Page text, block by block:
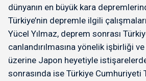
dünyanın en büyük kara
Türkiye’nin depremle ilgili
Yücel Yılmaz, deprem sonrası
canlandırılmasına yönelik işbirliği
üzerine Japon heyetiyle
sonrasında ise Türkiye Cumhuriyeti